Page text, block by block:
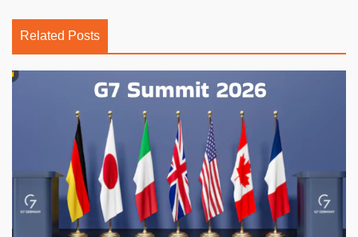
Related Posts